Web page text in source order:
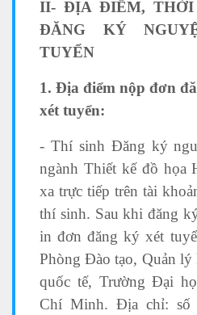
II- ĐỊA ĐIỂM, THỜI
ĐĂNG KÝ
TUYỂN
1. Địa điểm nộp đơn
xét tuyển:
- Thí sinh Đăng ký
ngành Thiết kế đồ họa
xa trực tiếp trên tài
thí sinh. Sau khi đăng
in đơn đăng ký xét
Phòng Đào tạo, Quản lý
quốc tế, Trường Đại
Chí Minh. Địa chỉ: số